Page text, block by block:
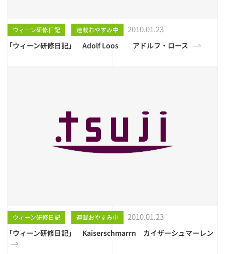
ウィーン研修日記 連載おやすみ中 2010.01.23
「ウィーン研修日記」 Adolf Loos アドルフ・ロース
ウィーン研修日記 連載おやすみ中 2010.01.23
「ウィーン研修日記」 Kaiserschmarrn カイザーシュマーレン